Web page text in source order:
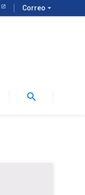
Correo arrow_drop_down
search